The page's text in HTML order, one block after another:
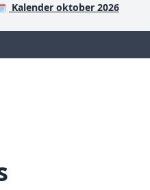
Kalender oktober 2026